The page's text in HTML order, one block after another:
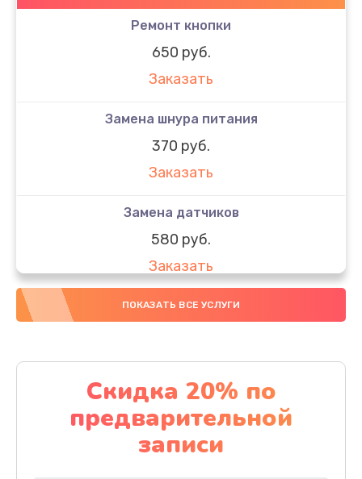
Ремонт кнопки
650 руб.
Заказать
Замена шнура питания
370 руб.
Заказать
Замена датчиков
580 руб.
Заказать
Комплексная чистка
Заказать
Замена дисплея (экрана)
2000 руб.
Заказать
ПОКАЗАТЬ ВСЕ УСЛУГИ
Скидка 20% по
предварительной
записи